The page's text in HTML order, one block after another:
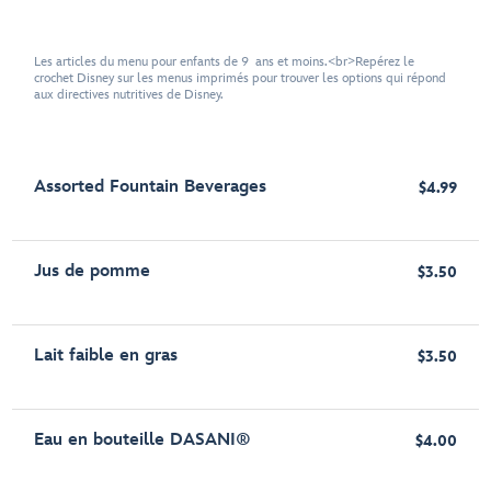
Les articles du menu pour enfants de 9 ans et moins.<br>Repérez le
crochet Disney sur les menus imprimés pour trouver les options qui répond
aux directives nutritives de Disney.
Assorted Fountain Beverages $4.99
Jus de pomme $3.50
Lait faible en gras $3.50
Eau en bouteille DASANI® $4.00